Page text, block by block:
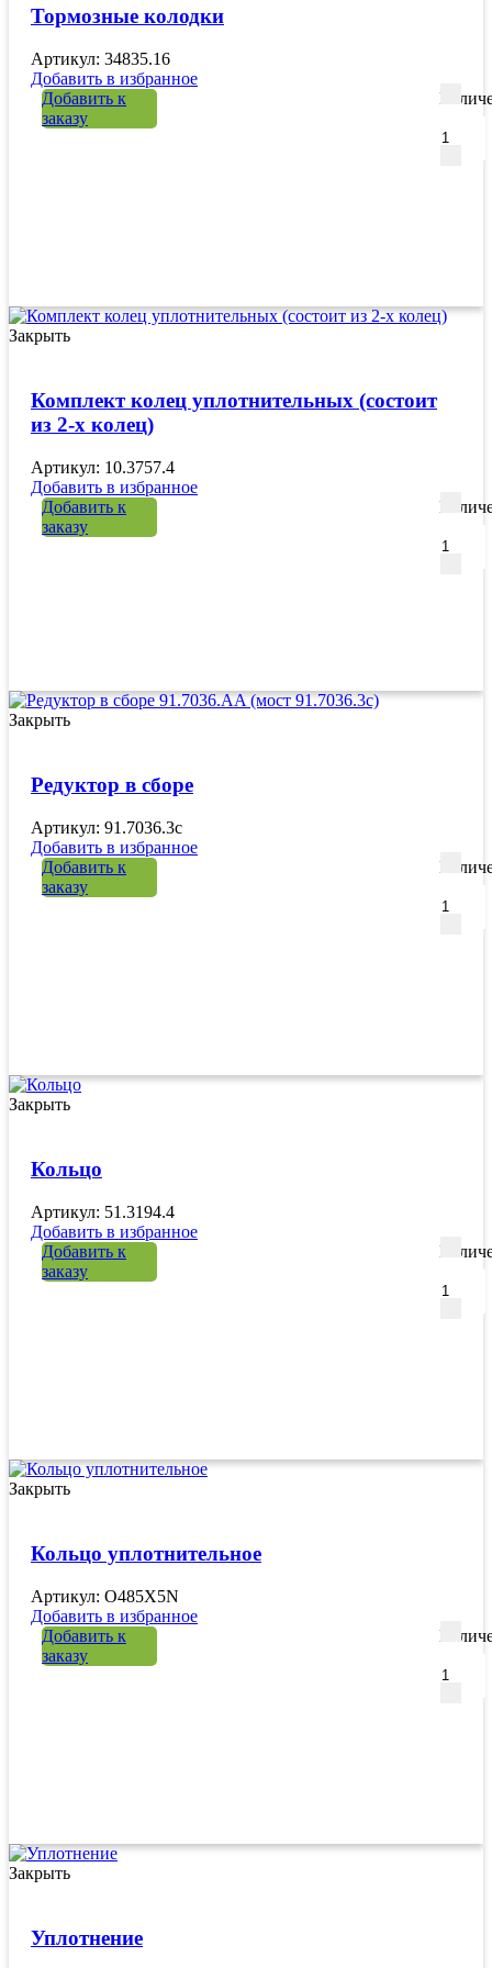
Тормозные колодки
Артикул: 34835.16
Добавить в избранное
Добавить к
заказу
Закрыть
Комплект колец уплотнительных (состоит
из 2-х колец)
Артикул: 10.3757.4
Добавить в избранное
Добавить к
заказу
Закрыть
Редуктор в сборе
Артикул: 91.7036.3c
Добавить в избранное
Добавить к
заказу
Закрыть
Кольцо
Артикул: 51.3194.4
Добавить в избранное
Добавить к
заказу
Закрыть
Кольцо уплотнительное
Артикул: O485X5N
Добавить в избранное
Добавить к
заказу
Закрыть
Уплотнение